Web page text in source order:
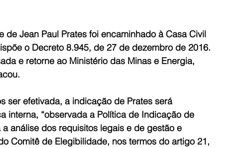
Jean Paul Prates foi encaminhado à Casa Civil
o Decreto 8.945, de 27 de dezembro de 2016.
e retorne ao Ministério das Minas e Energia,
ser efetivada, a indicação de Prates será
interna, “observada a Política de Indicação de
análise dos requisitos legais e de gestão e
Comitê de Elegibilidade, nos termos do artigo 21,